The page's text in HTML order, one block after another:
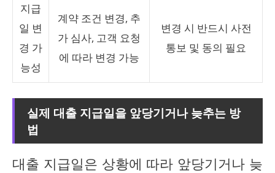
지급
일 변
경 가
능성
계약 조건 변경, 추
가 심사, 고객 요청
에 따라 변경 가능
변경 시 반드시 사전
통보 및 동의 필요
실제 대출 지급일을 앞당기거나 늦추는 방
법
대출 지급일은 상황에 따라 앞당기거나 늦